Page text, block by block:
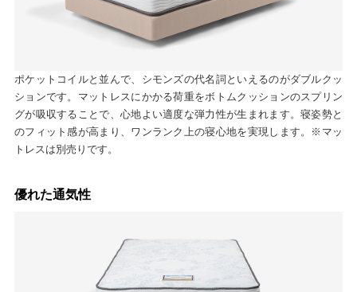
ポケットコイルと並んで、シモンズの代名詞といえるのがダブルクッ
ションです。マットレスにかかる荷重をボトムクッションのスプリン
グが吸収することで、心地よい適度な弾力性が生まれます。寝姿勢と
のフィット感が高まり、ワンランク上の寝心地を実現します。※マッ
トレスは別売りです。
優れた通気性